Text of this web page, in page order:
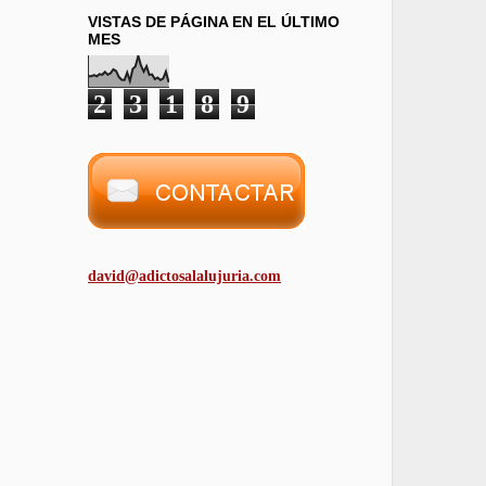
VISTAS DE PÁGINA EN EL ÚLTIMO
MES
2 3 1 8 9
david@adictosalalujuria.com